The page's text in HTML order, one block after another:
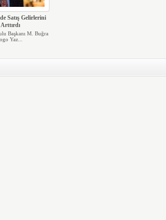
Satış Gelirlerini
Başkanı M. Buğra
Yaz...